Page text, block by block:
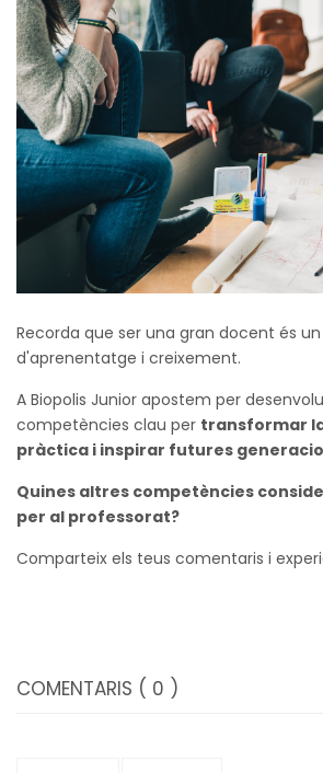
Recorda que ser una gran docent és
d'aprenentatge i creixement.
A Biopolis Junior apostem per
competències clau per transformar
pràctica i inspirar futures
Quines altres competències
per al professorat?
Comparteix els teus comentaris i
COMENTARIS ( 0 )